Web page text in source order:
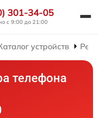
301-34-05
с 9:00 до 21:00
устройств
телефона